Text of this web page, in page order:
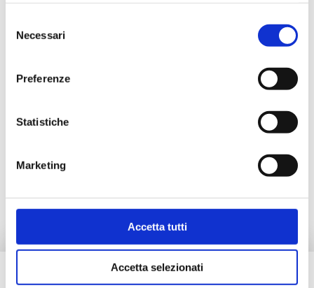
delNecessari
Preferenze
Statistiche
Marketing
Accetta tutti
Accetta selezionati
Descripción
Documentación
¿Necesitas ayuda?